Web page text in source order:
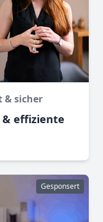
& sicher
& effiziente
Gesponsert